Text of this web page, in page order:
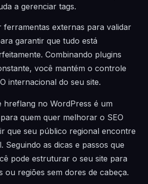
a gerenciar tags.
ferramentas externas para validar
garantir que tudo está
Combinando plugins
você mantém o controle
internacional do seu site.
hreflang no WordPress é um
quem quer melhorar o SEO
que seu público regional encontre
Seguindo as dicas e passos que
pode estruturar o seu site para
ou regiões sem dores de cabeça.